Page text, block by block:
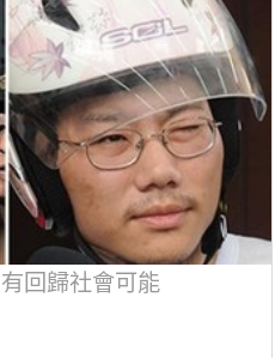
回歸社會可能